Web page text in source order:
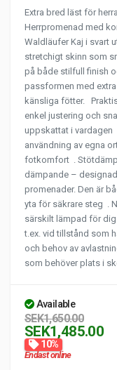
Extra bred läst för
Herrpromenad med
Waldläufer Kaj i svart
stretchigt skinn som
på både stilfull finish
passformen med
känsliga fötter.
enkel justering och
uppskattat i vardagen
användning av egna
fotkomfort .
dämpande –
promenader. Den är
yta för säkrare steg .
särskilt lämpad för
t.ex. vid tillstånd som
och behov av
som behöver plats i
Available
SEK1,650.00
SEK1,485.00
10%
Endast online